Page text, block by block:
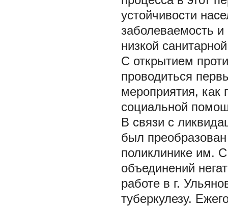
устойчивости
заболеваемость
низкой
С открытием
проводиться
мероприятия, как
социальной
В связи с
был
поликлинике им.
объединений
работе в г.
туберкулезу.